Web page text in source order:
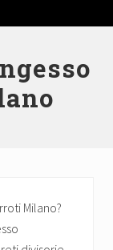
Milano?